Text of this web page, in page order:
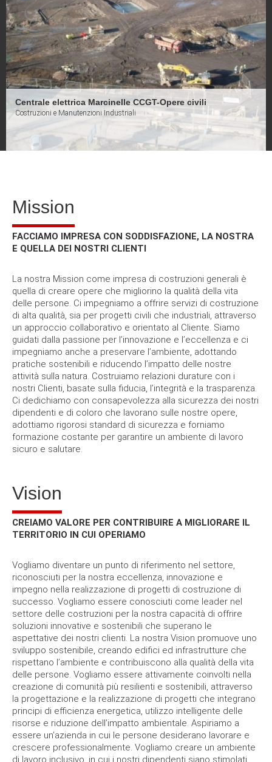
Centrale nucleare di Mochovce
Costruzioni e Manutenzioni Industriali
IREM S.P.A. RAFFINERIA DI SANNAZZARO (PV)
Fireproofing